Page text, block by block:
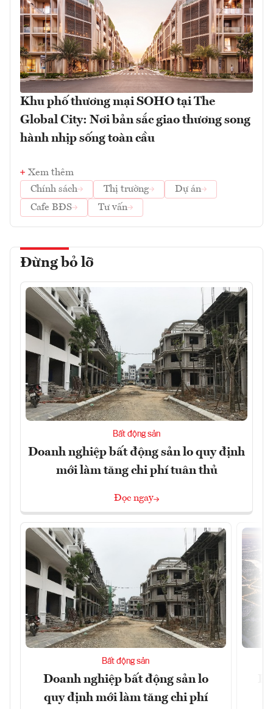
Khu phố thương mại SOHO tại The
Global City: Nơi bản sắc giao thương song
hành nhịp sống toàn cầu
Xem thêm
Chính sách
Thị trường
Dự án
Cafe BĐS
Tư vấn
Đừng bỏ lỡ
Bất động sản
Doanh nghiệp bất động sản lo quy định
mới làm tăng chi phí tuân thủ
Đọc ngay
Bất động sản
Doanh nghiệp bất động sản lo
quy định mới làm tăng chi phí